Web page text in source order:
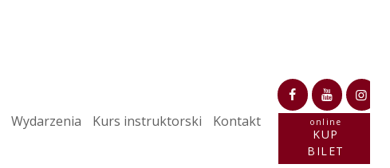
Wydarzenia Kurs instruktorski Kontakt online
KUP
BILET